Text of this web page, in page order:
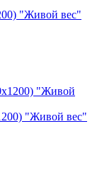
"Живой вес"
"Живой вес"